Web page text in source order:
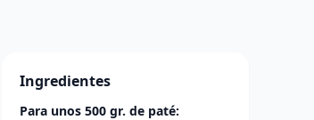
Ingredientes
Para unos 500 gr. de paté: